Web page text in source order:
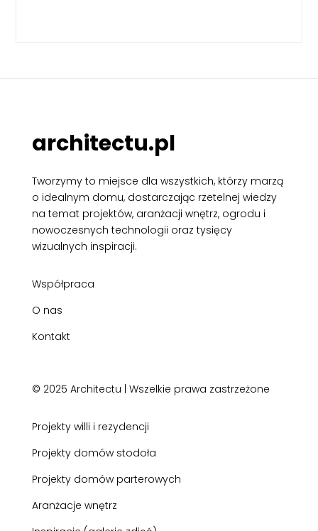
architectu.pl
Tworzymy to miejsce dla wszystkich, którzy marzą
o idealnym domu, dostarczając rzetelnej wiedzy
na temat projektów, aranżacji wnętrz, ogrodu i
nowoczesnych technologii oraz tysięcy
wizualnych inspiracji.
Współpraca
O nas
Kontakt
© 2025 Architectu | Wszelkie prawa zastrzeżone
Projekty willi i rezydencji
Projekty domów stodoła
Projekty domów parterowych
Aranżacje wnętrz